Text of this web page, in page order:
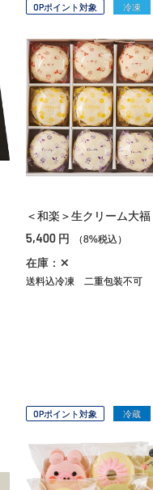
OPポイント対象 冷凍
＜和楽＞生クリーム大福
5,400 円 （8%税込）
在庫：✕
送料込冷凍 二重包装不可
OPポイント対象 冷蔵